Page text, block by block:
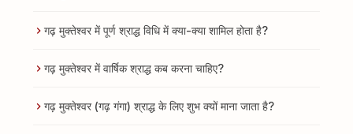
गढ़ मुक्तेश्वर में पूर्ण श्राद्ध विधि में क्या-क्या शामिल होता है?
गढ़ मुक्तेश्वर में वार्षिक श्राद्ध कब करना चाहिए?
गढ़ मुक्तेश्वर (गढ़ गंगा) श्राद्ध के लिए शुभ क्यों माना जाता है?